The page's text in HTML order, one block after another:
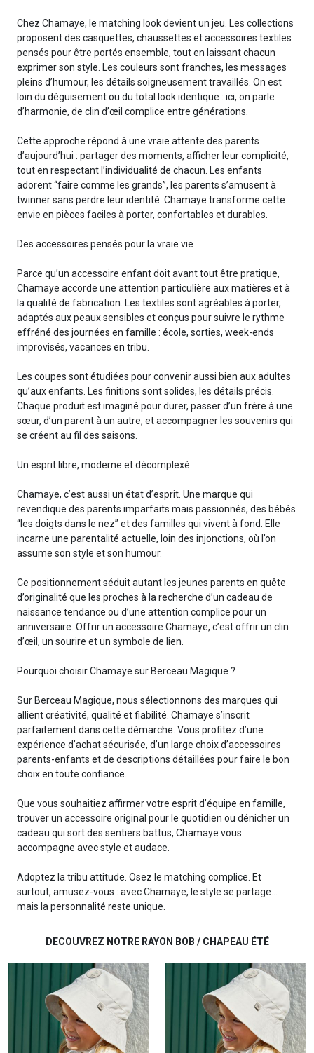
Chez Chamaye, le matching look devient un jeu. Les collections
proposent des casquettes, chaussettes et accessoires textiles
pensés pour être portés ensemble, tout en laissant chacun
exprimer son style. Les couleurs sont franches, les messages
pleins d’humour, les détails soigneusement travaillés. On est
loin du déguisement ou du total look identique : ici, on parle
d’harmonie, de clin d’œil complice entre générations.
Cette approche répond à une vraie attente des parents
d’aujourd’hui : partager des moments, afficher leur complicité,
tout en respectant l’individualité de chacun. Les enfants
adorent “faire comme les grands”, les parents s’amusent à
twinner sans perdre leur identité. Chamaye transforme cette
envie en pièces faciles à porter, confortables et durables.
Des accessoires pensés pour la vraie vie
Parce qu’un accessoire enfant doit avant tout être pratique,
Chamaye accorde une attention particulière aux matières et à
la qualité de fabrication. Les textiles sont agréables à porter,
adaptés aux peaux sensibles et conçus pour suivre le rythme
effréné des journées en famille : école, sorties, week-ends
improvisés, vacances en tribu.
Les coupes sont étudiées pour convenir aussi bien aux adultes
qu’aux enfants. Les finitions sont solides, les détails précis.
Chaque produit est imaginé pour durer, passer d’un frère à une
sœur, d’un parent à un autre, et accompagner les souvenirs qui
se créent au fil des saisons.
Un esprit libre, moderne et décomplexé
Chamaye, c’est aussi un état d’esprit. Une marque qui
revendique des parents imparfaits mais passionnés, des bébés
“les doigts dans le nez” et des familles qui vivent à fond. Elle
incarne une parentalité actuelle, loin des injonctions, où l’on
assume son style et son humour.
Ce positionnement séduit autant les jeunes parents en quête
d’originalité que les proches à la recherche d’un cadeau de
naissance tendance ou d’une attention complice pour un
anniversaire. Offrir un accessoire Chamaye, c’est offrir un clin
d’œil, un sourire et un symbole de lien.
Pourquoi choisir Chamaye sur Berceau Magique ?
Sur Berceau Magique, nous sélectionnons des marques qui
allient créativité, qualité et fiabilité. Chamaye s’inscrit
parfaitement dans cette démarche. Vous profitez d’une
expérience d’achat sécurisée, d’un large choix d’accessoires
parents-enfants et de descriptions détaillées pour faire le bon
choix en toute confiance.
Que vous souhaitiez affirmer votre esprit d’équipe en famille,
trouver un accessoire original pour le quotidien ou dénicher un
cadeau qui sort des sentiers battus, Chamaye vous
accompagne avec style et audace.
Adoptez la tribu attitude. Osez le matching complice. Et
surtout, amusez-vous : avec Chamaye, le style se partage…
mais la personnalité reste unique.
DECOUVREZ NOTRE RAYON BOB / CHAPEAU ÉTÉ